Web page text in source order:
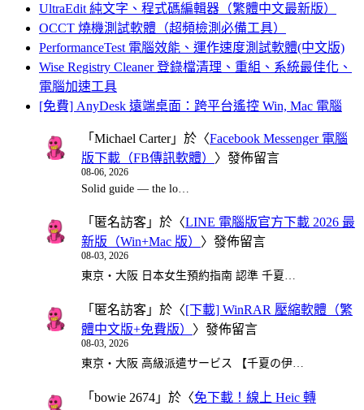
UltraEdit 純文字、程式碼編輯器（繁體中文最新版）
OCCT 燒機測試軟體（超頻檢測必備工具）
PerformanceTest 電腦效能、運作速度測試軟體(中文版)
Wise Registry Cleaner 登錄檔清理、重組、系統最佳化、
電腦加速工具
[免費] AnyDesk 遠端桌面：跨平台遙控 Win, Mac 電腦
「 Michael Carter」於〈Facebook Messenger 電腦
版下載（FB傳訊軟體） 〉發佈留言
08-06, 2026
Solid guide — the lo…
「 匿名訪客 」於〈LINE 電腦版官方下載 2026 最
新版（Win+Mac 版） 〉發佈留言
08-03, 2026
東京・大阪 日本女生預約指南 認準 千夏…
「 匿名訪客 」於〈[下載] WinRAR 壓縮軟體（繁
體中文版+免費版） 〉發佈留言
08-03, 2026
東京・大阪 高級派遣サービス 【千夏の伊…
「 bowie 2674 」於〈免下載！線上 Heic 轉